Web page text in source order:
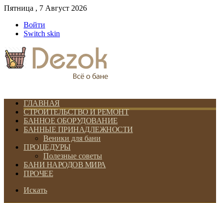
Пятница , 7 Август 2026
Войти
Switch skin
ГЛАВНАЯ
СТРОИТЕЛЬСТВО И РЕМОНТ
БАННОЕ ОБОРУДОВАНИЕ
БАННЫЕ ПРИНАДЛЕЖНОСТИ
Веники для бани
ПРОЦЕДУРЫ
Полезные советы
БАНИ НАРОДОВ МИРА
ПРОЧЕЕ
Искать